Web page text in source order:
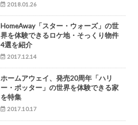
2018.01.26
HomeAway「スター・ウォーズ」の世
界を体験できるロケ地・そっくり物件
4選を紹介
2017.12.14
ホームアウェイ、発売20周年「ハリ
ー・ポッター」の世界を体験できる家
を特集
2017.10.17